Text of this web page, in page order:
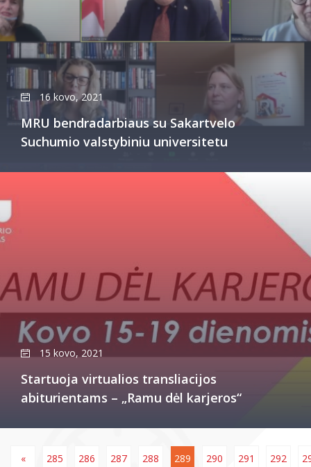
16 kovo, 2021
MRU bendradarbiaus su Sakartvelo
Suchumio valstybiniu universitetu
15 kovo, 2021
Startuoja virtualios transliacijos
abiturientams – „Ramu dėl karjeros“
« 285 286 287 288 289 290 291 292